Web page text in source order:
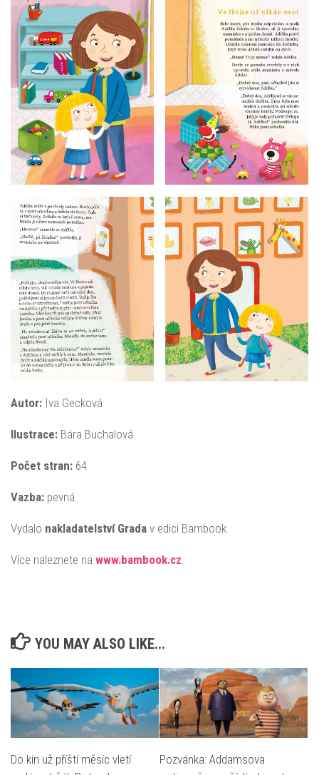
Autor: Iva Gecková
Ilustrace: Bára Buchalová
Počet stran: 64
Vazba: pevná
Vydalo nakladatelství Grada v edici Bambook.
Více naleznete na www.bambook.cz
YOU MAY ALSO LIKE...
Do kin už příští měsíc vletí
Pozvánka: Addamsova